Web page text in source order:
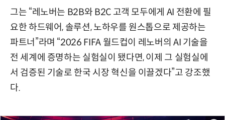
그는 “레노버는 B2B와 B2C 고객 모두에게 AI 전환에 필
요한 하드웨어, 솔루션, 노하우를 원스톱으로 제공하는
파트너”라며 “2026 FIFA 월드컵이 레노버의 AI 기술을
전 세계에 증명하는 실험실이 됐다면, 이제 그 실험실에
서 검증된 기술로 한국 시장 혁신을 이끌겠다”고 강조했
다.